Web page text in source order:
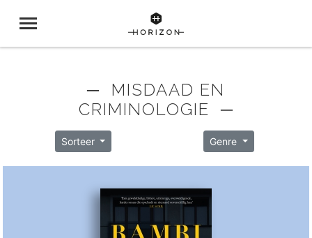
─ MISDAAD EN
CRIMINOLOGIE ─
Sorteer Genre